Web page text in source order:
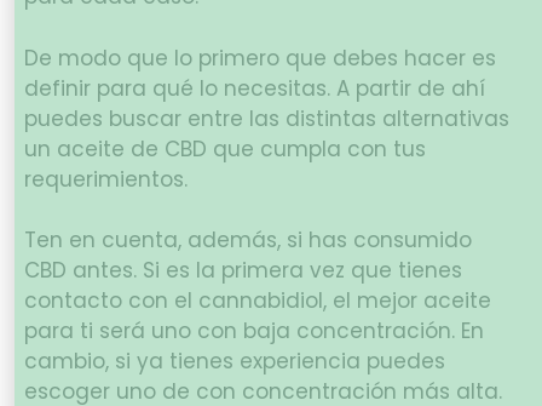
De modo que lo primero que debes hacer es
definir para qué lo necesitas. A partir de ahí
puedes buscar entre las distintas alternativas
un aceite de CBD que cumpla con tus
requerimientos.
Ten en cuenta, además, si has consumido
CBD antes. Si es la primera vez que tienes
contacto con el cannabidiol, el mejor aceite
para ti será uno con baja concentración. En
cambio, si ya tienes experiencia puedes
escoger uno de con concentración más alta.